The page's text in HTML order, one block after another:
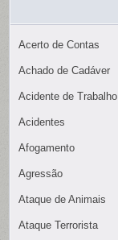
Acerto de Contas
Achado de Cadáver
Acidente de Trabalho
Acidentes
Afogamento
Agressão
Ataque de Animais
Ataque Terrorista